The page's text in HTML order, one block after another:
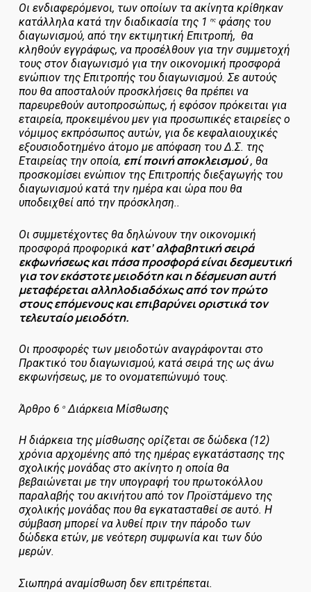
Οι ενδιαφερόμενοι, των οποίων τα ακίνητα κρίθηκαν
κατάλληλα κατά την διαδικασία της 1
ηςφάσης του
διαγωνισμού, από την εκτιμητική Επιτροπή, θα
κληθούν εγγράφως, να προσέλθουν για την συμμετοχή
τους στον διαγωνισμό για την οικονομική προσφορά
ενώπιον της Επιτροπής του διαγωνισμού. Σε αυτούς
που θα αποσταλούν προσκλήσεις θα πρέπει να
παρευρεθούν αυτοπροσώπως, ή εφόσον πρόκειται για
εταιρεία, προκειμένου μεν για προσωπικές εταιρείες ο
νόμιμος εκπρόσωπος αυτών, για δε κεφαλαιουχικές
εξουσιοδοτημένο άτομο με απόφαση του Δ.Σ. της
Εταιρείας την οποία, επί ποινή αποκλεισμού, θα
προσκομίσει ενώπιον της Επιτροπής διεξαγωγής του
διαγωνισμού κατά την ημέρα και ώρα που θα
υποδειχθεί από την πρόσκληση..
Οι συμμετέχοντες θα δηλώνουν την οικονομική
προσφορά προφορικά κατ’ αλφαβητική σειρά
εκφωνήσεως και πάσα προσφορά είναι δεσμευτική
για τον εκάστοτε μειοδότη και η δέσμευση αυτή
μεταφέρεται αλληλοδιαδόχως από τον πρώτο
στους επόμενους και επιβαρύνει οριστικά τον
τελευταίο μειοδότη.
Οι προσφορές των μειοδοτών αναγράφονται στο
Πρακτικό του διαγωνισμού, κατά σειρά της ως άνω
εκφωνήσεως, με το ονοματεπώνυμό τους.
Άρθρο 6 ο Διάρκεια Μίσθωσης
Η διάρκεια της μίσθωσης ορίζεται σε δώδεκα (12)
χρόνια αρχομένης από της ημέρας εγκατάστασης της
σχολικής μονάδας στο ακίνητο η οποία θα
βεβαιώνεται με την υπογραφή του πρωτοκόλλου
παραλαβής του ακινήτου από τον Προϊστάμενο της
σχολικής μονάδας που θα εγκατασταθεί σε αυτό. Η
σύμβαση μπορεί να λυθεί πριν την πάροδο των
δώδεκα ετών, με νεότερη συμφωνία και των δύο
μερών.
Σιωπηρά αναμίσθωση δεν επιτρέπεται.